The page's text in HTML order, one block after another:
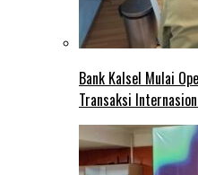
Bank Kalsel Mulai
Transaksi